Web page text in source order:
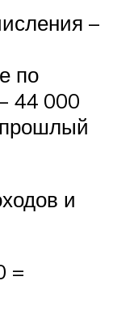
–
по
44 000
и
=